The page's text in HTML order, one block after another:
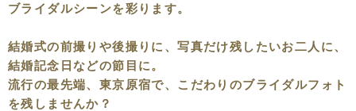
ブライダルシーンを彩ります。
結婚式の前撮りや後撮りに、写真だけ残したいお二人に、
結婚記念日などの節目に。
流行の最先端、東京原宿で、こだわりのブライダルフォト
を残しませんか？